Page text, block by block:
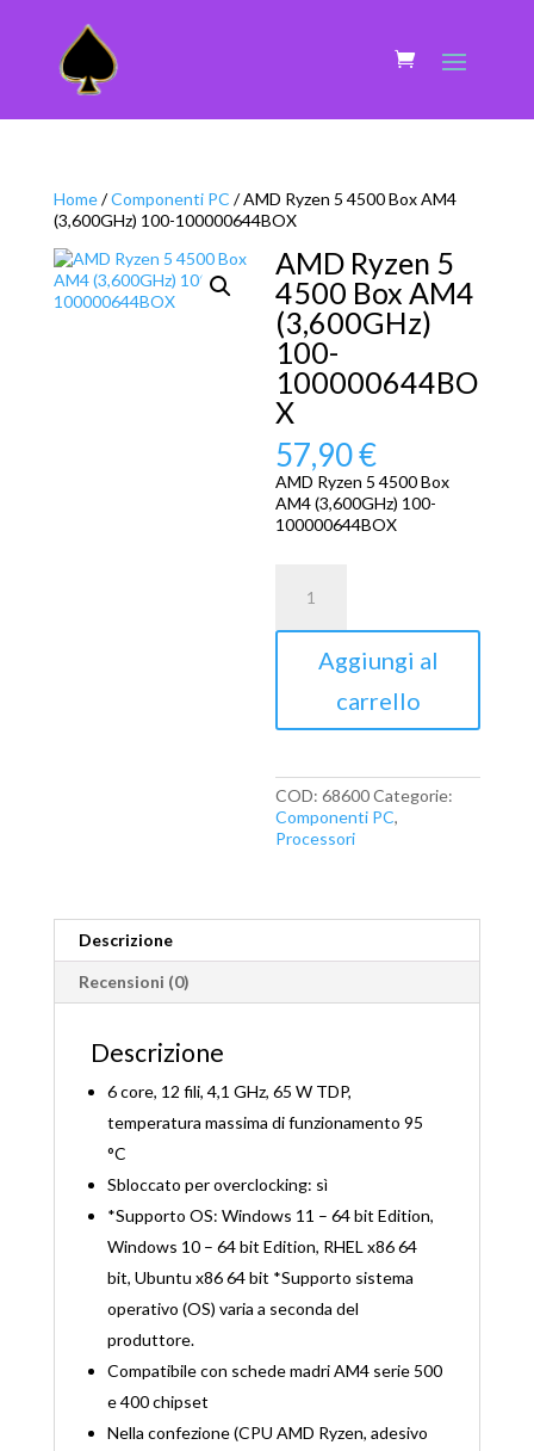
Home/Componenti PC / AMD Ryzen 5 4500 Box AM4
(3,600GHz) 100-100000644BOX
AMD Ryzen 5
4500 Box AM4
(3,600GHz)
100-
100000644BO
X
57,90€
AMD Ryzen 5 4500 Box
AM4 (3,600GHz) 100-
100000644BOX
Ryzen
4500
(3,600GHz)
100-
Aggiungi al
carrello
COD:68600Categorie:
Componenti PC,
Processori
Descrizione
Recensioni (0)
Descrizione
6 core, 12 fili, 4,1 GHz, 65 W TDP,
temperatura massima di funzionamento 95
°C
Sbloccato per overclocking: sì
*Supporto OS: Windows 11 – 64 bit Edition,
Windows 10 – 64 bit Edition, RHEL x86 64
bit, Ubuntu x86 64 bit *Supporto sistema
operativo (OS) varia a seconda del
produttore.
Compatibile con schede madri AM4 serie 500
e 400 chipset
Nella confezione (CPU AMD Ryzen, adesivo